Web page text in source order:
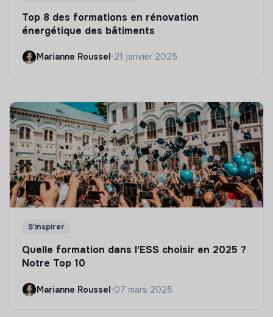
Top 8 des formations en rénovation
énergétique des bâtiments
Marianne Roussel•21 janvier 2025
S'inspirer
Quelle formation dans l'ESS choisir en 2025 ?
Notre Top 10
Marianne Roussel•07 mars 2025